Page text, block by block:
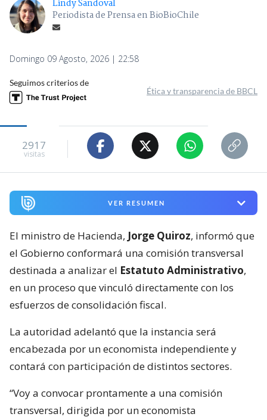
Lindy Sandoval
Periodista de Prensa en BioBioChile
Domingo 09 Agosto, 2026 | 22:58
Seguimos criterios de
Ética y transparencia de BBCL
2917
visitas
VER RESUMEN
El ministro de Hacienda, Jorge Quiroz, informó que
el Gobierno conformará una comisión transversal
destinada a analizar el Estatuto Administrativo,
en un proceso que vinculó directamente con los
esfuerzos de consolidación fiscal.
La autoridad adelantó que la instancia será
encabezada por un economista independiente y
contará con participación de distintos sectores.
“Voy a convocar prontamente a una comisión
transversal, dirigida por un economista